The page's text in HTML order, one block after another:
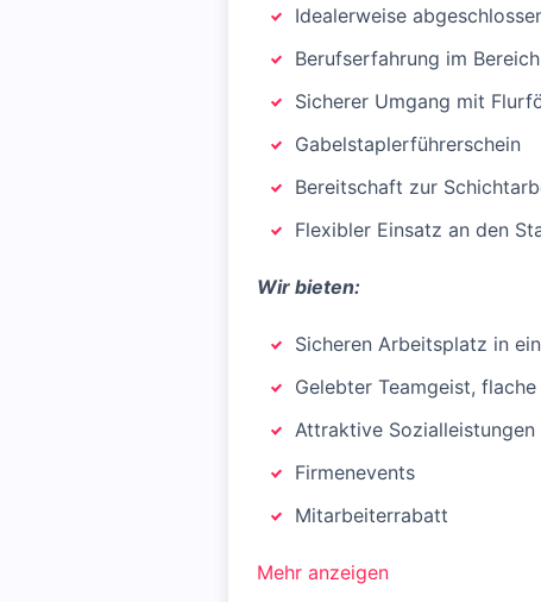
Idealerweise
Berufserfahrung im
Sicherer Umgang mit
Gabelstaplerführerschein
Bereitschaft zur
Flexibler Einsatz an den
Wir bieten:
Sicheren Arbeitsplatz in
Gelebter Teamgeist,
Attraktive
Firmenevents
Mitarbeiterrabatt
Mehr anzeigen